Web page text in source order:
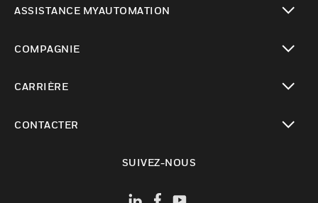
ASSISTANCE MYAUTOMATION
COMPAGNIE
CARRIÈRE
CONTACTER
SUIVEZ-NOUS